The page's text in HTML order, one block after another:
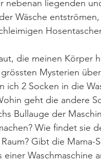
nebenan liegenden
Wäsche
die meinen Körper
Mysterien
ich 2 Socken in die
geht die andere
Bullauge der
Wie findet sie
Gibt die
einer Waschmaschine